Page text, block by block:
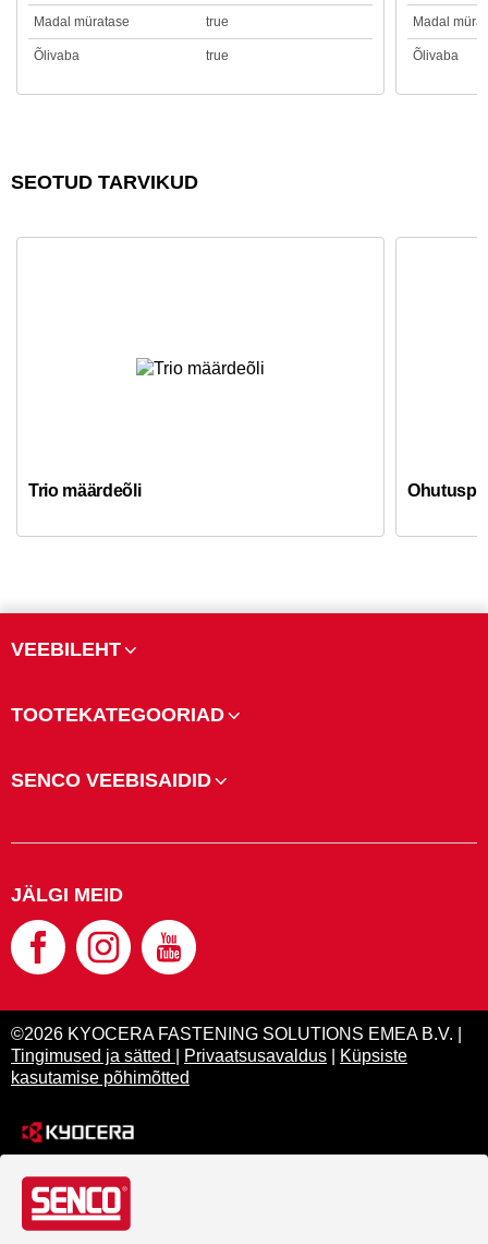
Madal müratase true
Õlivaba true
Madal
Õlivaba
SEOTUD TARVIKUD
Trio määrdeõli
VEEBILEHT
TOOTEKATEGOORIAD
SENCO VEEBISAIDID
JÄLGI MEID
©2026 KYOCERA FASTENING SOLUTIONS EMEA B.V. |
Tingimused ja sätted
Privaatsusavaldus
Küpsiste
kasutamise põhimõtted